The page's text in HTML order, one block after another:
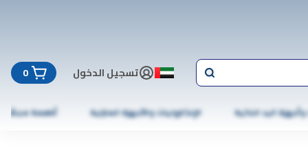
تسجيل الدخول 0
اليد الذكية الإلكترونيات والأجهزة المنزلية أطعمة مجمّدة